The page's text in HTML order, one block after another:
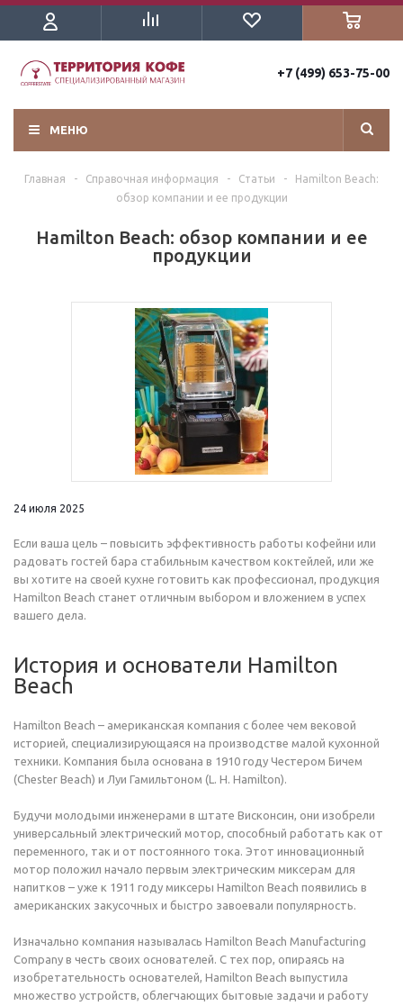
+7 (499) 653-75-00
МЕНЮ
Главная - Справочная информация - Статьи -
Hamilton Beach:
обзор компании и ее продукции
Hamilton Beach: обзор компании и ее
продукции
24 июля 2025
Если ваша цель – повысить эффективность работы кофейни или
радовать гостей бара стабильным качеством коктейлей, или же
вы хотите на своей кухне готовить как профессионал, продукция
Hamilton Beach станет отличным выбором и вложением в успех
вашего дела.
История и основатели Hamilton
Beach
Hamilton Beach – американская компания с более чем вековой
историей, специализирующаяся на производстве малой кухонной
техники. Компания была основана в 1910 году Честером Бичем
(Chester Beach) и Луи Гамильтоном (L. H. Hamilton).
Будучи молодыми инженерами в штате Висконсин, они изобрели
универсальный электрический мотор, способный работать как от
переменного, так и от постоянного тока. Этот инновационный
мотор положил начало первым электрическим миксерам для
напитков – уже к 1911 году миксеры Hamilton Beach появились в
американских закусочных и быстро завоевали популярность.
Изначально компания называлась Hamilton Beach Manufacturing
Company в честь своих основателей. С тех пор, опираясь на
изобретательность основателей, Hamilton Beach выпустила
множество устройств, облегчающих бытовые задачи и работу